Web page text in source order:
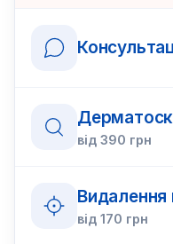
від 390 грн
Видалення
від 170 грн